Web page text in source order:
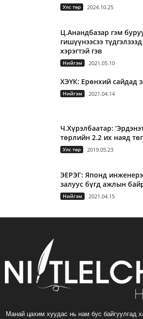
Улс төр 2024.10.25
Ц.Анандбазар гэм
гишүүнээсээ
хэрэгтэй гэв
Нийгэм 2021.05.10
ХЭҮК: Ерөнхий сайдад
Нийгэм 2021.04.14
Ч.Хүрэлбаатар:
төрлийн 2.2 их наяд
Улс төр 2019.05.23
ЭЕРЭГ: Японд
залуус бүгд ажлын
Нийгэм 2021.04.15
Манай цахим хуудас нь нам бус байгуулгад